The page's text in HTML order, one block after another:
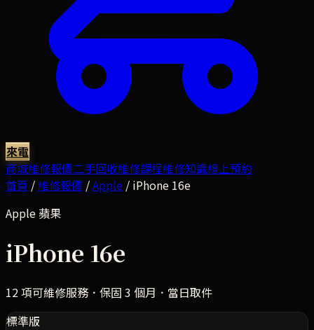
來電
商城維修報價二手回收維修課程維修知識線上預約
首頁 /維修報價 /Apple / iPhone 16e
Apple 蘋果
iPhone 16e
12項可維修服務．保固 3 個月．當日取件
標準版